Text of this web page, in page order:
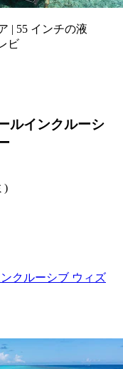
ルインクルーシ
)
クルーシブ ウィズ